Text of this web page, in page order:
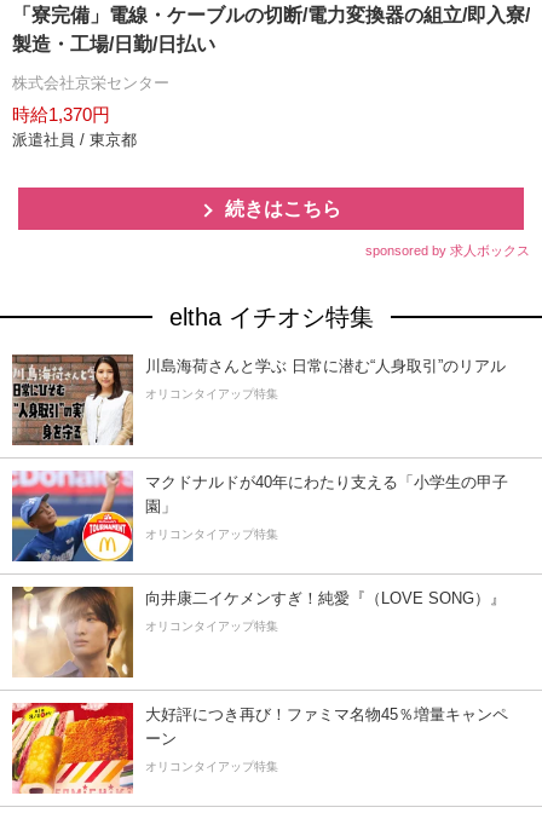
「寮完備」電線・ケーブルの切断/電力変換器の組立/即入寮/
製造・工場/日勤/日払い
株式会社京栄センター
時給1,370円
派遣社員 / 東京都
続きはこちら
sponsored by 求人ボックス
eltha イチオシ特集
川島海荷さんと学ぶ 日常に潜む“人身取引”のリアル
オリコンタイアップ特集
マクドナルドが40年にわたり支える「小学生の甲子
園」
オリコンタイアップ特集
向井康二イケメンすぎ！純愛『（LOVE SONG）』
オリコンタイアップ特集
大好評につき再び！ファミマ名物45％増量キャンペ
ーン
オリコンタイアップ特集